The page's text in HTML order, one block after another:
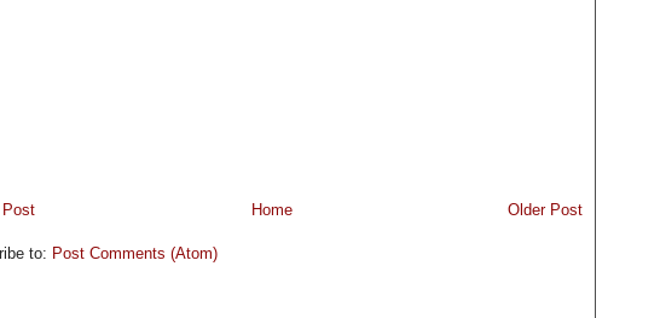
Post Older Post
Home
to: Post Comments (Atom)